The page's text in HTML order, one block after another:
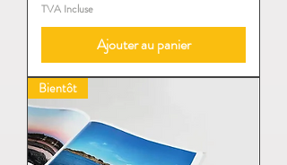
TVA Incluse
Ajouter au panier
Bientôt